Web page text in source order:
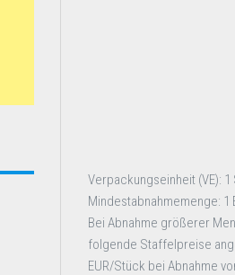
Verpackungseinheit (VE): 1
Mindestabnahmemenge: 1
Bei Abnahme größerer
folgende Staffelpreise
EUR/Stück bei Abnahme